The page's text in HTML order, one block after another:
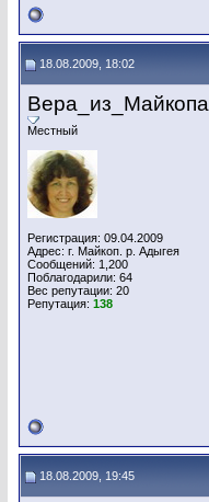
18.08.2009, 18:02
Вера_из_Майкопа
Местный
Регистрация: 09.04.2009
Адрес: г. Майкоп. р. Адыгея
Сообщений: 1,200
Поблагодарили: 64
Вес репутации: 20
Репутация: 138
18.08.2009, 19:45